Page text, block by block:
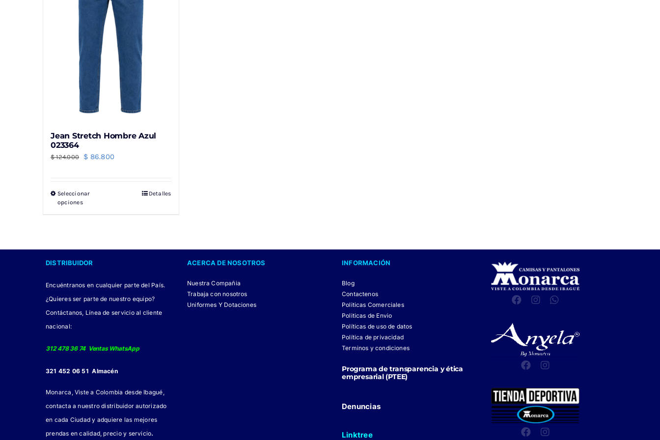
Jean Stretch Hombre Azul
023364
$124.000
El
era:
$ 86.800
Seleccionar
opciones
variantes.
se
la
de
producto
Detalles
DISTRIBUIDOR
Encuéntranos en cualquier parte del País.
¿Quieres ser parte de nuestro equipo?
Contáctanos, Línea de servicio al cliente
nacional:
312 478 36 74 Ventas WhatsApp
321 452 06 51 Almacén
Monarca, Viste a Colombia desde Ibagué,
contacta a nuestro distribuidor autorizado
en cada Ciudad y adquiere las mejores
prendas en calidad, precio y servicio.
ACERCA DE NOSOTROS
Nuestra Compañia
Trabaja con nosotros
Uniformes Y Dotaciones
INFORMACIÓN
Blog
Contactenos
Politicas Comerciales
Politicas de Envio
Políticas de uso de datos
Política de privacidad
Terminos y condiciones
Programa de transparencia y ética
empresarial (PTEE)
Denuncias
Linktree